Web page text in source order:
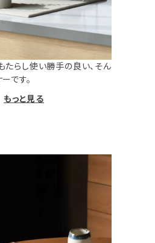
らし使い勝手の良い、そん
です。
もっと見る